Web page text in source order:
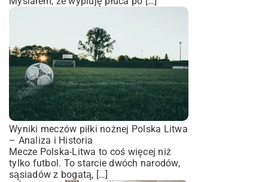
Wyniki meczów piłki nożnej Polska Litwa
– Analiza i Historia
Mecze Polska-Litwa to coś więcej niż
tylko futbol. To starcie dwóch narodów,
sąsiadów z bogatą, […]